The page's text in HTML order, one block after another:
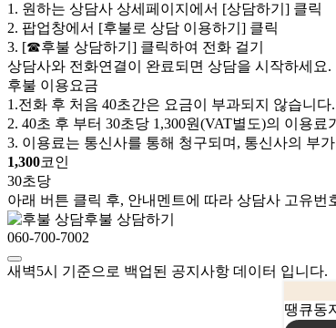
1. 원하는 상담사 상세페이지에서 [상담하기] 클릭
2. 팝업창에서 [후불로 상담 이용하기] 클릭
3. [☎후불 상담하기] 클릭하여 전화 걸기
상담사와 전화연결이 완료되면 상담을 시작하세요.
후불 이용요금
1.전화 후 처음 40초간은 요금이 부과되지 않습니다.
2. 40초 후 부터 30초당 1,300원(VAT별도)의 이용료
3. 이용료는 통신사를 통해 청구되며, 통신사의 부
1,300코인
30초당
아래 버튼 클릭 후, 안내멘트에 따라 상담사 고유
후불 상담하기
060-700-7002
땡큐동